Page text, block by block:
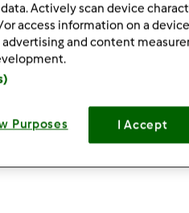
zarejestruj sięaby dodawać
Actively scan device
access information on a
and content
Purposes I Accept